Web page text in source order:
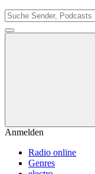
Anmelden
Radio online
Genres